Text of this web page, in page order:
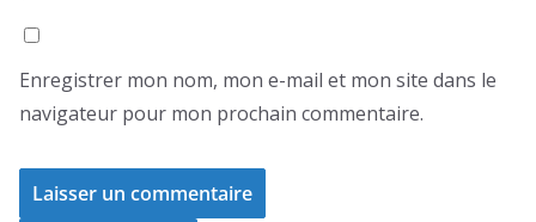
Enregistrer mon nom, mon e-mail et mon site dans le
navigateur pour mon prochain commentaire.